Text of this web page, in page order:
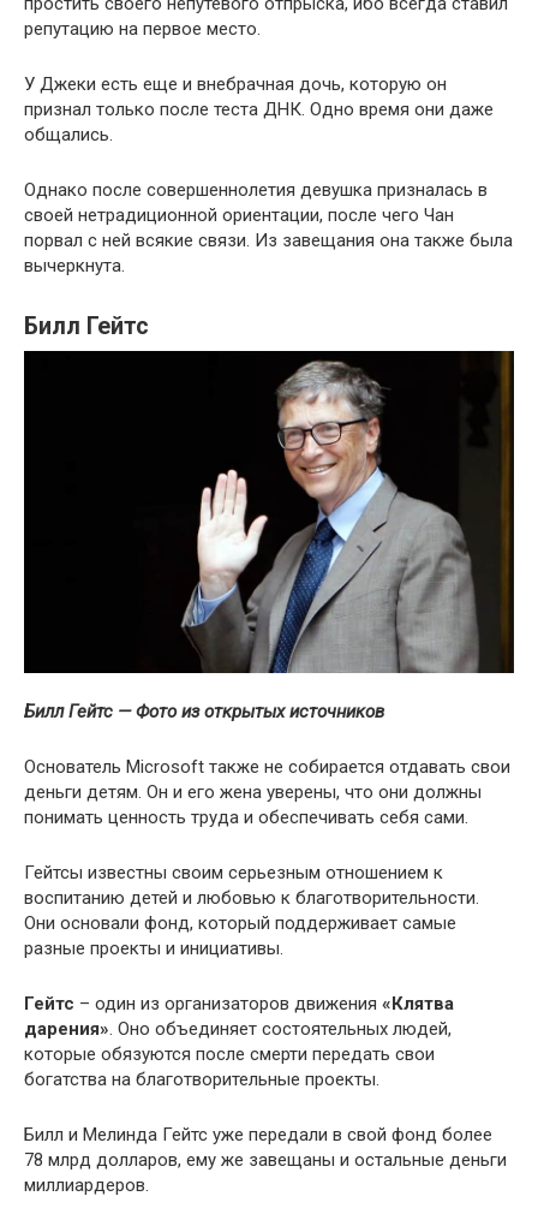
репутацию на первое место.
У Джеки есть еще и внебрачная дочь, которую он
признал только после теста ДНК. Одно время они даже
общались.
Однако после совершеннолетия девушка призналась в
своей нетрадиционной ориентации, после чего Чан
порвал с ней всякие связи. Из завещания она также была
вычеркнута.
Билл Гейтс
Билл Гейтс — Фото из открытых источников
Основатель Microsoft также не собирается отдавать свои
деньги детям. Он и его жена уверены, что они должны
понимать ценность труда и обеспечивать себя сами.
Гейтсы известны своим серьезным отношением к
воспитанию детей и любовью к благотворительности.
Они основали фонд, который поддерживает самые
разные проекты и инициативы.
Гейтс – один из организаторов движения «Клятва
дарения». Оно объединяет состоятельных людей,
которые обязуются после смерти передать свои
богатства на благотворительные проекты.
Билл и Мелинда Гейтс уже передали в свой фонд более
78 млрд долларов, ему же завещаны и остальные деньги
миллиардеров.